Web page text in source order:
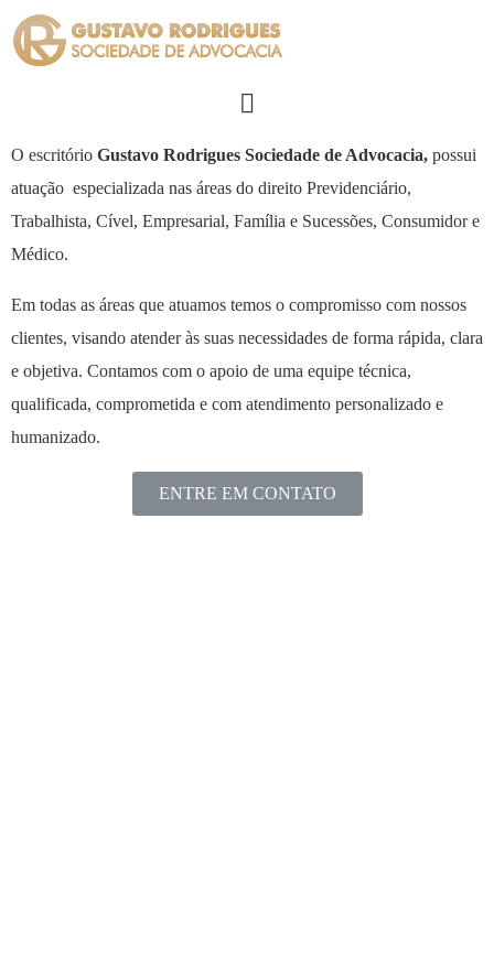
O escritório Gustavo Rodrigues Sociedade de Advocacia, possui
atuação especializada nas áreas do direito Previdenciário,
Trabalhista, Cível, Empresarial, Família e Sucessões, Consumidor e
Médico.
Em todas as áreas que atuamos temos o compromisso com nossos
clientes, visando atender às suas necessidades de forma rápida, clara
e objetiva. Contamos com o apoio de uma equipe técnica,
qualificada, comprometida e com atendimento personalizado e
humanizado.
ENTRE EM CONTATO